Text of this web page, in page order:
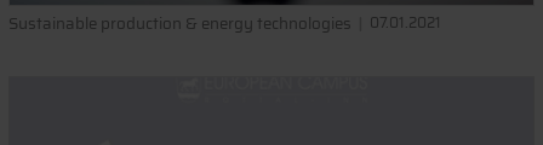
Sustainable production & energy technologies 07.01.2021